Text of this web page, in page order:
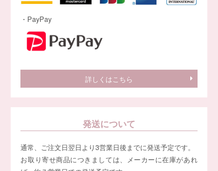
・PayPay
詳しくはこちら
発送について
通常、ご注文日翌日より3営業日後までに発送予定です。
お取り寄せ商品につきましては、メーカーに在庫があれ